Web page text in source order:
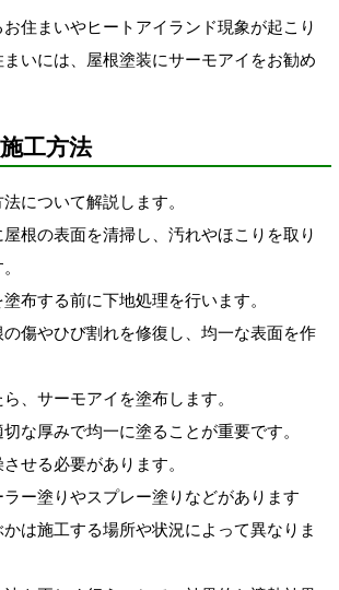
住まいやヒートアイランド現象が起こり
いには、屋根塗装にサーモアイをお勧め
工方法
について解説します。
根の表面を清掃し、汚れやほこりを取り
布する前に下地処理を行います。
傷やひび割れを修復し、均一な表面を作
、サーモアイを塗布します。
な厚みで均一に塗ることが重要です。
せる必要があります。
ー塗りやスプレー塗りなどがあります
は施工する場所や状況によって異なりま